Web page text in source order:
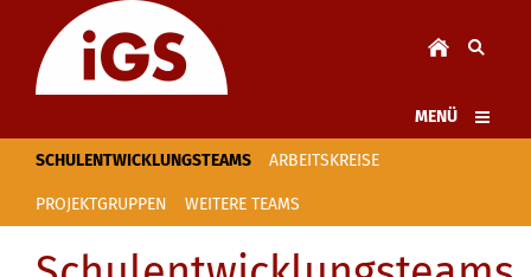
MENÜ
SCHULENTWICKLUNGSTEAMS ARBEITSKREISE
PROJEKTGRUPPEN WEITERE TEAMS